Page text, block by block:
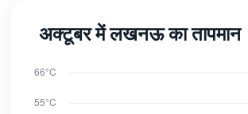
अक्टूबर में लखनऊ का तापमान